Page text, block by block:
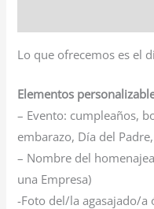
Lo que ofrecemos es el
Elementos
– Evento: cumpleaños,
embarazo, Día del
– Nombre del
una Empresa)
-Foto del/la agasajado/a